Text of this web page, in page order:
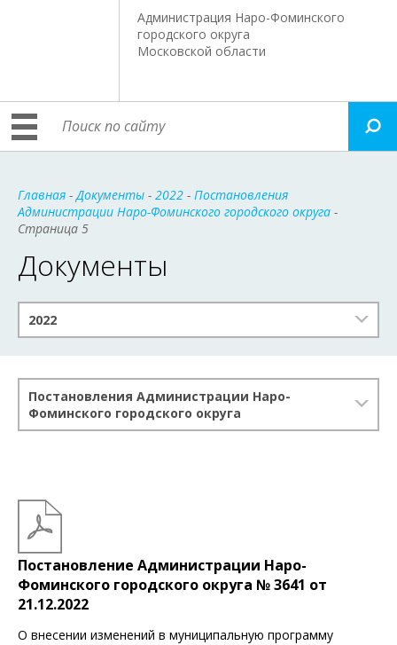
Администрация Наро-Фоминского
городского округа
Московской области
Главная -Документы - 2022 - Постановления
Администрации Наро-Фоминского городского округа -
Страница 5
Документы
2022
Постановления Администрации Наро-
Фоминского городского округа
Постановление Администрации Наро-
Фоминского городского округа № 3641 от
21.12.2022
О внесении изменений в муниципальную программу